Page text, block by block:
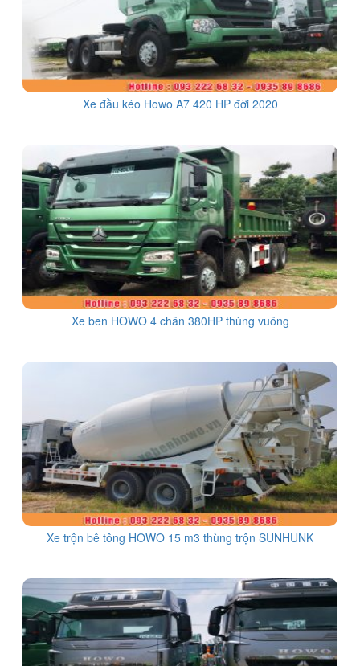
Xe đầu kéo Howo A7 420 HP đời 2020
Xe ben HOWO 4 chân 380HP thùng vuông
Xe trộn bê tông HOWO 15 m3 thùng trộn SUNHUNK